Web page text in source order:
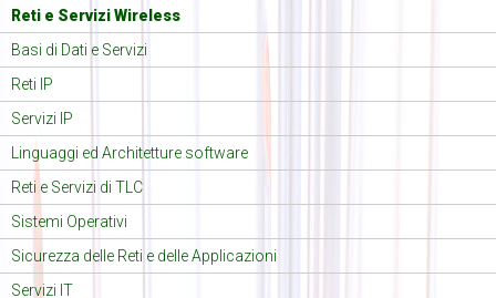
Reti e Servizi Wireless
Basi di Dati e Servizi
Reti IP
Servizi IP
Linguaggi ed Architetture software
Reti e Servizi di TLC
Sistemi Operativi
Sicurezza delle Reti e delle Applicazioni
Servizi IT